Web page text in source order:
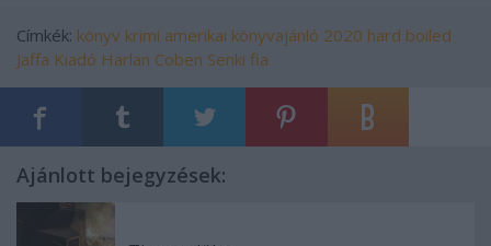
Címkék: könyv krimi amerikai könyvajánló 2020 hard boiled
Jaffa Kiadó Harlan Coben Senki fia
Ajánlott bejegyzések: